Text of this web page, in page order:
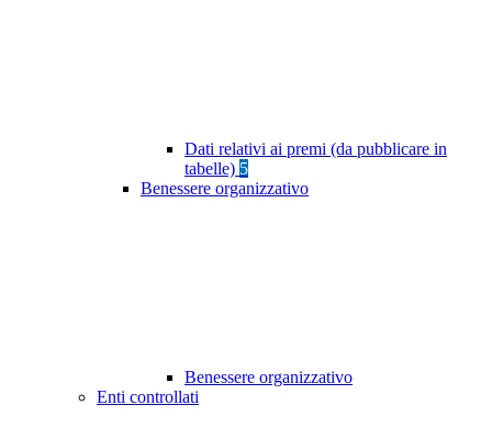
Dati relativi ai premi (da pubblicare in
tabelle) 5
Benessere organizzativo
Benessere organizzativo
Enti controllati